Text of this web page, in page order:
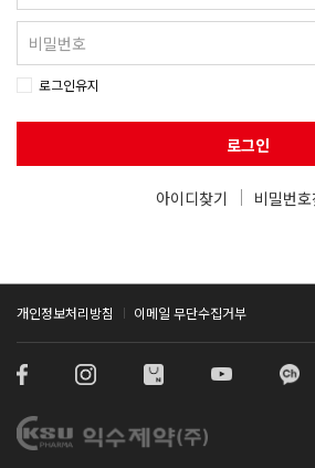
로그인유지
로그인
아이디찾기 비밀번호
개인정보처리방침 이메일 무단수집거부